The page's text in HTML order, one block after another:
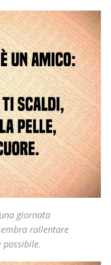
giornata
rallentare
possibile.